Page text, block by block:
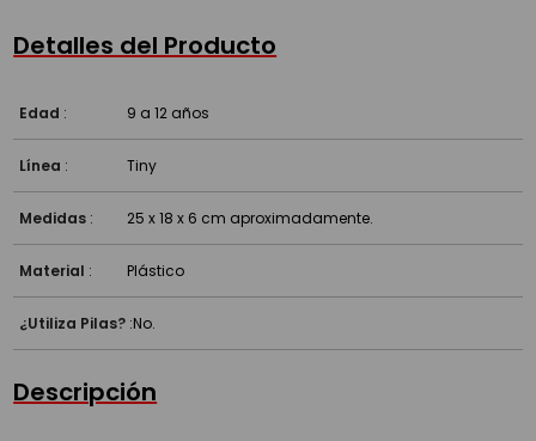
Detalles del Producto
Edad : 9 a 12 años
Línea : Tiny
Medidas : 25 x 18 x 6 cm aproximadamente.
Material : Plástico
¿Utiliza Pilas? :No.
Descripción